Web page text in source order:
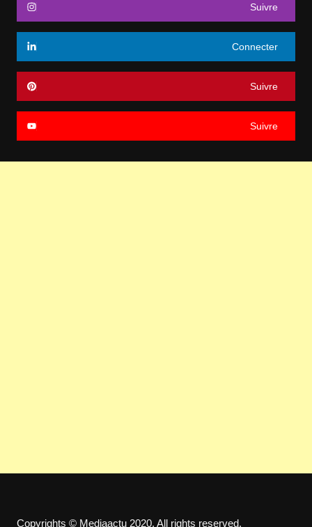
Suivre
Connecter
Suivre
Suivre
Copyrights © Mediaactu 2020. All rights reserved.